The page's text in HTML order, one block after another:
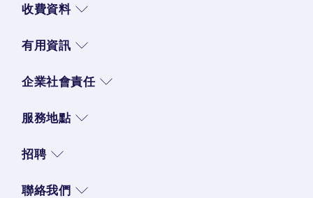
收費資料
有用資訊
企業社會責任
服務地點
招聘
聯絡我們